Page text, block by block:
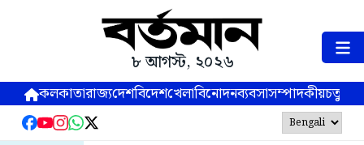
৮ আগস্ট, ২০২৬
কলকাতারাজ্যদেশবিদেশখেলাবিনোদনব্যবসাসম্পাদকীয়